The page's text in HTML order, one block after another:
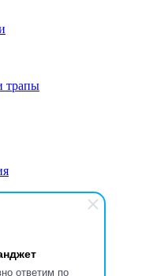
ответим по
трапы